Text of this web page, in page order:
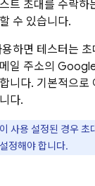
트 초대를 수락하
수 있습니다.
하면 테스터는
일 주소의
니다. 기본적으로
다.
사용 설정된 경우 초
정해야 합니다.